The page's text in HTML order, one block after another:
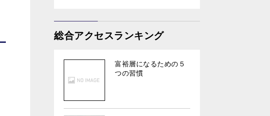
総合アクセスランキング
富裕層になるための５
つの習慣